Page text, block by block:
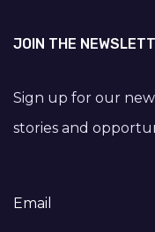
JOIN THE
Sign up for our
stories and